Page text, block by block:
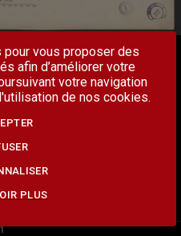
vous proposer des
afin d’améliorer votre
votre navigation
de nos cookies.
PLUS